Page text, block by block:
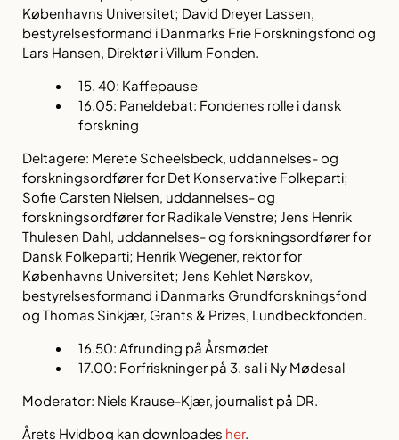
Københavns Universitet; David Dreyer Lassen,
bestyrelsesformand i Danmarks Frie Forskningsfond og
Lars Hansen, Direktør i Villum Fonden.
15. 40: Kaffepause
16.05: Paneldebat: Fondenes rolle i dansk
forskning
Deltagere: Merete Scheelsbeck, uddannelses- og
forskningsordfører for Det Konservative Folkeparti;
Sofie Carsten Nielsen, uddannelses- og
forskningsordfører for Radikale Venstre; Jens Henrik
Thulesen Dahl, uddannelses- og forskningsordfører for
Dansk Folkeparti; Henrik Wegener, rektor for
Københavns Universitet; Jens Kehlet Nørskov,
bestyrelsesformand i Danmarks Grundforskningsfond
og Thomas Sinkjær, Grants & Prizes, Lundbeckfonden.
16.50: Afrunding på Årsmødet
17.00: Forfriskninger på 3. sal i Ny Mødesal
Moderator: Niels Krause-Kjær, journalist på DR.
Årets Hvidbog kan downloades her.